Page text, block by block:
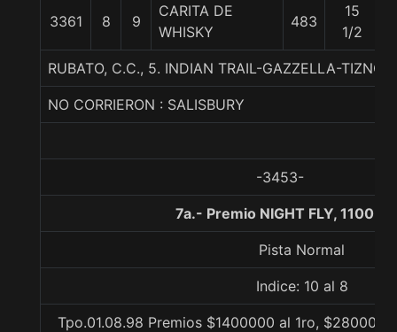
3361 8 9
CARITA DE
WHISKY
483
15
1/2
RUBATO, C.C., 5. INDIAN TRAIL-GAZZELLA-TIZNOW
NO CORRIERON : SALISBURY
-3453-
7a.- Premio NIGHT FLY, 1100
Pista Normal
Indice: 10 al 8
Tpo.01.08.98 Premios $1400000 al 1ro, $280000